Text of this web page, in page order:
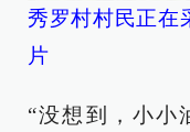
秀罗村村民正在
片
“没想到，小小